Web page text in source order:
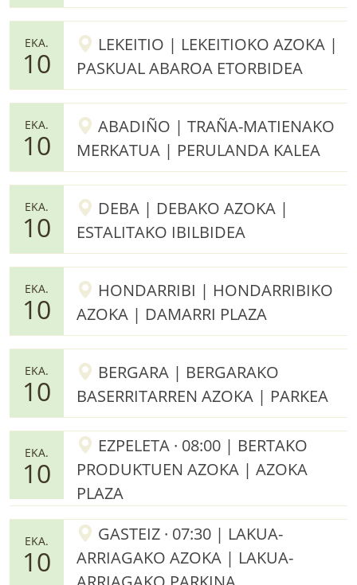
EKA.
10
LEKEITIO | LEKEITIOKO AZOKA |
PASKUAL ABAROA ETORBIDEA
EKA.
10
ABADIÑO | TRAÑA-MATIENAKO
MERKATUA | PERULANDA KALEA
EKA.
10
DEBA | DEBAKO AZOKA |
ESTALITAKO IBILBIDEA
EKA.
10
HONDARRIBI | HONDARRIBIKO
AZOKA | DAMARRI PLAZA
EKA.
10
BERGARA | BERGARAKO
BASERRITARREN AZOKA | PARKEA
EKA.
10
EZPELETA · 08:00 | BERTAKO
PRODUKTUEN AZOKA | AZOKA
PLAZA
EKA.
10
GASTEIZ · 07:30 | LAKUA-
ARRIAGAKO AZOKA | LAKUA-